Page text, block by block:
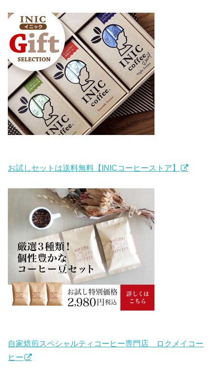
お試しセットは送料無料【INICコーヒーストア】
自家焙煎スペシャルティコーヒー専門店 ロクメイコー
ヒー